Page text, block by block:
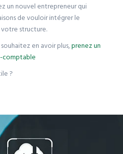
un nouvel entrepreneur qui
de vouloir intégrer le
structure.
en avoir plus,prenez un
comptable
?